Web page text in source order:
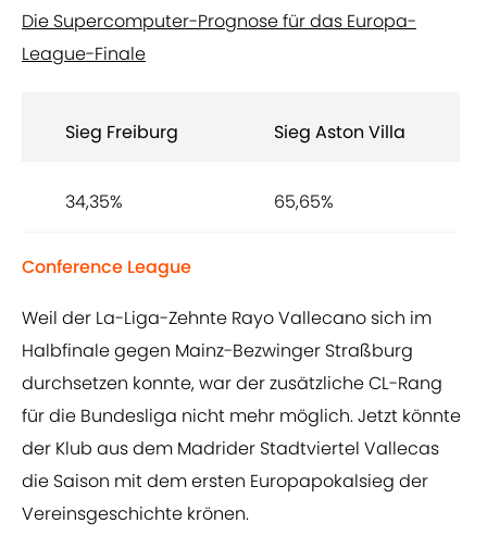
Die Supercomputer-Prognose für das Europa-
League-Finale
Sieg Freiburg Sieg Aston Villa
34,35% 65,65%
Conference League
Weil der La-Liga-Zehnte Rayo Vallecano sich im
Halbfinale gegen Mainz-Bezwinger Straßburg
durchsetzen konnte, war der zusätzliche CL-Rang
für die Bundesliga nicht mehr möglich. Jetzt könnte
der Klub aus dem Madrider Stadtviertel Vallecas
die Saison mit dem ersten Europapokalsieg der
Vereinsgeschichte krönen.